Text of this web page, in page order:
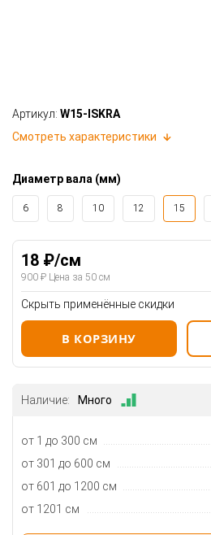
Артикул: W15-ISKRA
Смотреть характеристики
Диаметр вала (мм)
6 8 10 12 15
18 ₽/см
900 ₽ Цена за 50 см
Скрыть применённые скидки
В КОРЗИНУ
Наличие: Много
от 1 до 300 см
от 301 до 600 см
от 601 до 1200 см
от 1201 см